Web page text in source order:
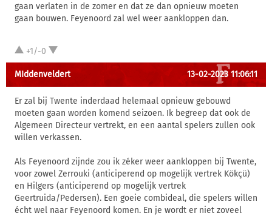
gaan verlaten in de zomer en dat ze dan opnieuw moeten
gaan bouwen. Feyenoord zal wel weer aankloppen dan.
+1/-0
MIddenveldert 13-02-2023 11:06:11
Er zal bij Twente inderdaad helemaal opnieuw gebouwd
moeten gaan worden komend seizoen. Ik begreep dat ook de
Algemeen Directeur vertrekt, en een aantal spelers zullen ook
willen verkassen.
Als Feyenoord zijnde zou ik zéker weer aankloppen bij Twente,
voor zowel Zerrouki (anticiperend op mogelijk vertrek Kökçü)
en Hilgers (anticiperend op mogelijk vertrek
Geertruida/Pedersen). Een goeie combideal, die spelers willen
écht wel naar Feyenoord komen. En je wordt er niet zoveel